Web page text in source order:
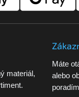
materiál,
Máte
alebo